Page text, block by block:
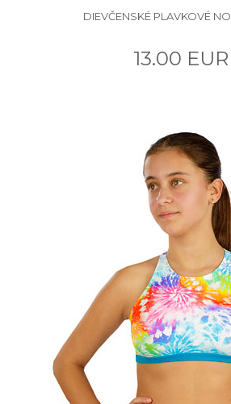
DIEVČENSKÉ PLAVKOVÉ
13.00 EUR